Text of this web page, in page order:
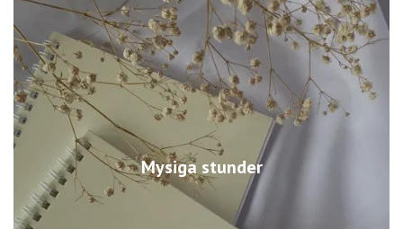
Mysiga stunder